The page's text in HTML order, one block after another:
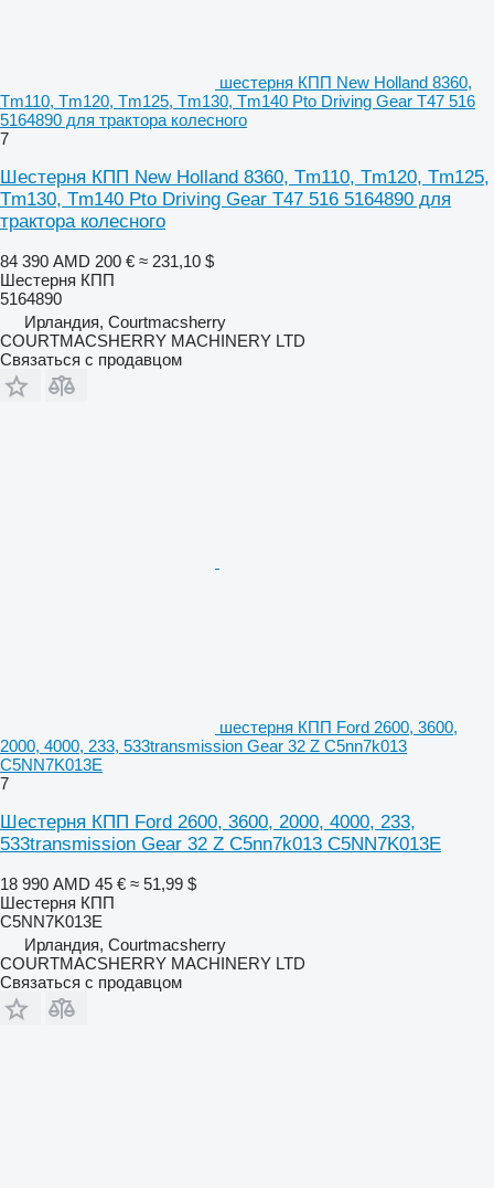
шестерня КПП New Holland 8360,
Tm110, Tm120, Tm125, Tm130, Tm140 Pto Driving Gear T47 516
5164890 для трактора колесного
7
Шестерня КПП New Holland 8360, Tm110, Tm120, Tm125,
Tm130, Tm140 Pto Driving Gear T47 516 5164890 для
трактора колесного
84 390 AMD 200 € ≈ 231,10 $
Шестерня КПП
5164890
Ирландия, Courtmacsherry
COURTMACSHERRY MACHINERY LTD
Связаться с продавцом
шестерня КПП Ford 2600, 3600,
2000, 4000, 233, 533transmission Gear 32 Z C5nn7k013
C5NN7K013E
7
Шестерня КПП Ford 2600, 3600, 2000, 4000, 233,
533transmission Gear 32 Z C5nn7k013 C5NN7K013E
18 990 AMD 45 € ≈ 51,99 $
Шестерня КПП
C5NN7K013E
Ирландия, Courtmacsherry
COURTMACSHERRY MACHINERY LTD
Связаться с продавцом